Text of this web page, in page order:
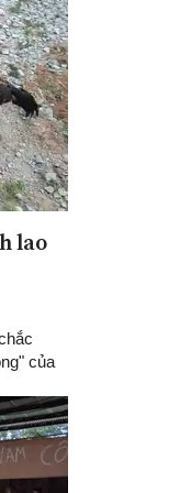
tin tức mới
lao
của